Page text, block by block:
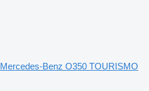
Mercedes-Benz O350 TOURISMO